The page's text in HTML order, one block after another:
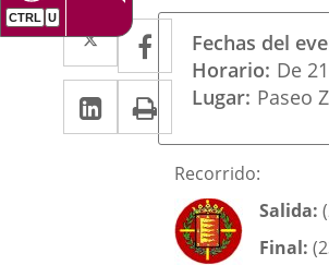
CTRL U Twitter
Enlace
a
una
aplicación
externa.
Facebook
Enlace
a
una
aplicación
externa.
LinkedIn
Enlace
a
aplicación
externa.
Imprimir
del
evento
Fechas del
Horario De
Lugar Paseo
Descripción
Recorrido:
Salida:
Final: